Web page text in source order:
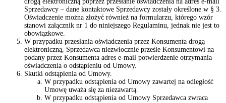
Sprzedawcy – dane kontaktowe Sprzedawcy zostały określone w § 3.
Oświadczenie można złożyć również na formularzu, którego wzór
stanowi załącznik nr 1 do niniejszego Regulaminu, jednak nie jest to
obowiązkowe.
W przypadku przesłania oświadczenia przez Konsumenta drogą
elektroniczną, Sprzedawca niezwłocznie prześle Konsumentowi na
podany przez Konsumenta adres e-mail potwierdzenie otrzymania
oświadczenia o odstąpieniu od Umowy.
Skutki odstąpienia od Umowy.
W przypadku odstąpienia od Umowy zawartej na odległość
Umowę uważa się za niezawartą.
W przypadku odstąpienia od Umowy Sprzedawca zwraca